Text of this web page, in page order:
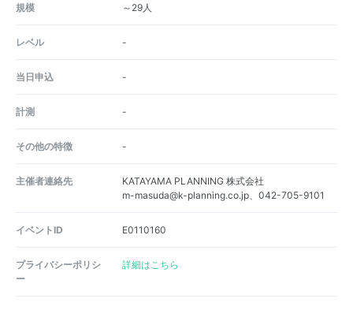
規模 ～29人
レベル -
当日申込 -
計測 -
その他の特徴 -
主催者連絡先
KATAYAMA PLANNING 株式会社
m-masuda@k-planning.co.jp、042-705-9101
イベントID E0110160
プライバシーポリシ
ー
詳細はこちら